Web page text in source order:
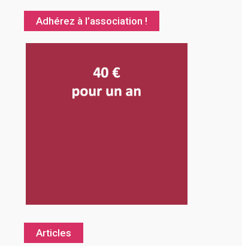
Adhérez à l’association !
Articles